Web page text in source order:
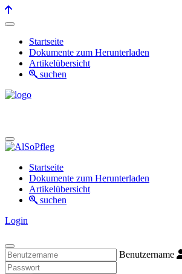
Startseite
Dokumente zum Herunterladen
Artikelübersicht
suchen
Startseite
Dokumente zum Herunterladen
Artikelübersicht
suchen
Login
Benutzername